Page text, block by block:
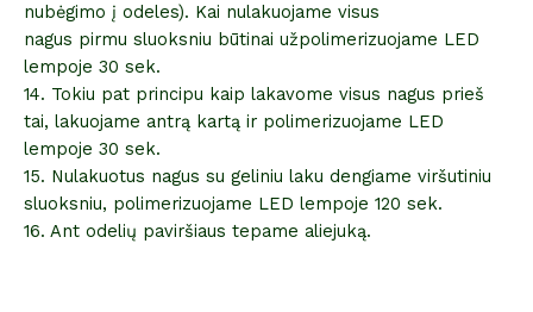
nubėgimo į odeles). Kai nulakuojame visus
nagus pirmu sluoksniu būtinai užpolimerizuojame LED
lempoje 30 sek.
14. Tokiu pat principu kaip lakavome visus nagus prieš
tai, lakuojame antrą kartą ir polimerizuojame LED
lempoje 30 sek.
15. Nulakuotus nagus su geliniu laku dengiame viršutiniu
sluoksniu, polimerizuojame LED lempoje 120 sek.
16. Ant odelių paviršiaus tepame aliejuką.